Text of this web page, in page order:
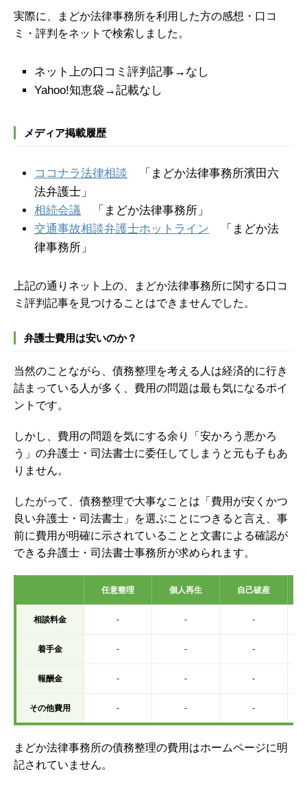
実際に、まどか法律事務所を利用した方の感想・口コ
ミ・評判をネットで検索しました。
ネット上の口コミ評判記事→なし
Yahoo!知恵袋→記載なし
メディア掲載履歴
ココナラ法律相談 「まどか法律事務所濱田六
法弁護士」
相続会議 「まどか法律事務所」
交通事故相談弁護士ホットライン 「まどか法
律事務所」
上記の通りネット上の、まどか法律事務所に関する口コ
ミ評判記事を見つけることはできませんでした。
弁護士費用は安いのか？
当然のことながら、債務整理を考える人は経済的に行き
詰まっている人が多く、費用の問題は最も気になるポイ
ントです。
しかし、費用の問題を気にする余り「安かろう悪かろ
う」の弁護士・司法書士に委任してしまうと元も子もあ
りません。
したがって、債務整理で大事なことは「費用が安くかつ
良い弁護士・司法書士」を選ぶことにつきると言え、事
前に費用が明確に示されていることと文書による確認が
できる弁護士・司法書士事務所が求められます。
任意整理 個人再生 自己破産
相談料金 - - -
着手金 - - -
報酬金 - - -
その他費用 - - -
まどか法律事務所の債務整理の費用はホームページに明
記されていません。